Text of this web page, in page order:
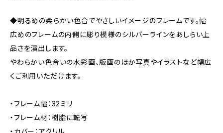
◆明るめの柔らかい色合でやさしいイメージのフレームです。幅
広めのフレームの内側に彫り模様のシルバーラインをあしらい上
品さを演出します。
やわらかい色合いの水彩画、版画のほか写真やイラストなど幅広
くご利用いただけます。
・フレーム幅：32ミリ
・フレーム材：樹脂に転写
・カバー：アクリル